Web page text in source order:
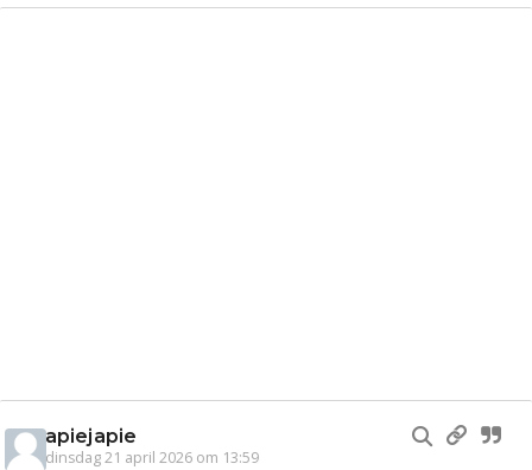
apiejapie
dinsdag 21 april 2026 om 13:59